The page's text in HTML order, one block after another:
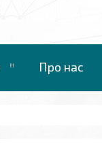
Про нас